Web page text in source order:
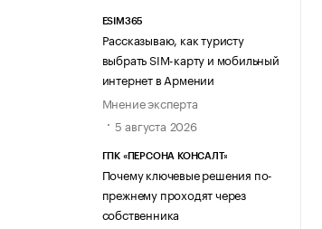
ESIM365
Рассказываю, как туристу
выбрать SIM-карту и мобильный
интернет в Армении
Мнение эксперта
5 августа 2026
ГПК «ПЕРСОНА КОНСАЛТ»
Почему ключевые решения по-
прежнему проходят через
собственника